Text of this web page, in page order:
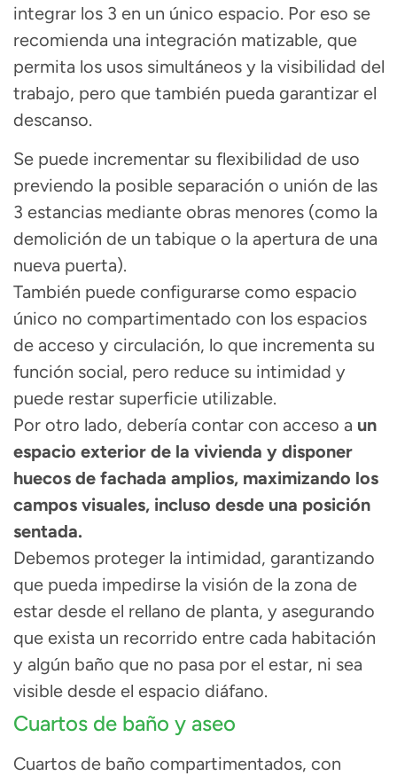
integrar los 3 en un único espacio. Por eso se
recomienda una integración matizable, que
permita los usos simultáneos y la visibilidad del
trabajo, pero que también pueda garantizar el
descanso.
Se puede incrementar su flexibilidad de uso
previendo la posible separación o unión de las
3 estancias mediante obras menores (como la
demolición de un tabique o la apertura de una
nueva puerta).
También puede configurarse como espacio
único no compartimentado con los espacios
de acceso y circulación, lo que incrementa su
función social, pero reduce su intimidad y
puede restar superficie utilizable.
Por otro lado, debería contar con acceso a un
espacio exterior de la vivienda y disponer
huecos de fachada amplios, maximizando los
campos visuales, incluso desde una posición
sentada.
Debemos proteger la intimidad, garantizando
que pueda impedirse la visión de la zona de
estar desde el rellano de planta, y asegurando
que exista un recorrido entre cada habitación
y algún baño que no pasa por el estar, ni sea
visible desde el espacio diáfano.
Cuartos de baño y aseo
Cuartos de baño compartimentados, con